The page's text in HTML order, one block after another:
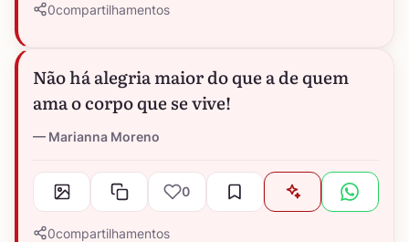
0compartilhamentos
Não há alegria maior do que a de quem
ama o corpo que se vive!
Marianna Moreno
0
0compartilhamentos